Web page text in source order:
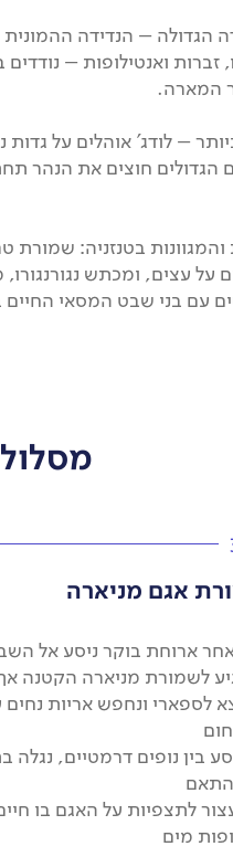
– הנדידה ההמונית
ואנטילופות –
המארה.
– לודג’ אוהלים על
חוצים את הנהר
בטנזניה: שמורת
עצים, ומכתש נגורנגורו,
עם בני שבט המסאי
מסלול
אגם מניארה
ארוחת בוקר ניסע אל
לשמורת מניארה הקטנה
לספארי ונחפש אריות
בין נופים דרמטיים, נגלה
לתצפיות על האגם בו
מים